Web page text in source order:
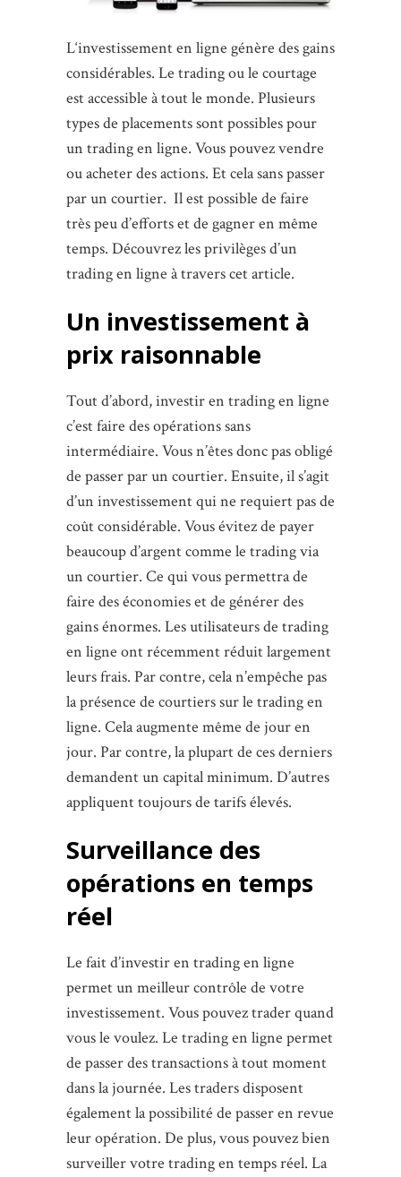
L‘investissement en ligne génère des gains
considérables. Le trading ou le courtage
est accessible à tout le monde. Plusieurs
types de placements sont possibles pour
un trading en ligne. Vous pouvez vendre
ou acheter des actions. Et cela sans passer
par un courtier. Il est possible de faire
très peu d’efforts et de gagner en même
temps. Découvrez les privilèges d’un
trading en ligne à travers cet article.
Un investissement à
prix raisonnable
Tout d’abord, investir en trading en ligne
c’est faire des opérations sans
intermédiaire. Vous n’êtes donc pas obligé
de passer par un courtier. Ensuite, il s’agit
d’un investissement qui ne requiert pas de
coût considérable. Vous évitez de payer
beaucoup d’argent comme le trading via
un courtier. Ce qui vous permettra de
faire des économies et de générer des
gains énormes. Les utilisateurs de trading
en ligne ont récemment réduit largement
leurs frais. Par contre, cela n’empêche pas
la présence de courtiers sur le trading en
ligne. Cela augmente même de jour en
jour. Par contre, la plupart de ces derniers
demandent un capital minimum. D’autres
appliquent toujours de tarifs élevés.
Surveillance des
opérations en temps
réel
Le fait d’investir en trading en ligne
permet un meilleur contrôle de votre
investissement. Vous pouvez trader quand
vous le voulez. Le trading en ligne permet
de passer des transactions à tout moment
dans la journée. Les traders disposent
également la possibilité de passer en revue
leur opération. De plus, vous pouvez bien
surveiller votre trading en temps réel. La